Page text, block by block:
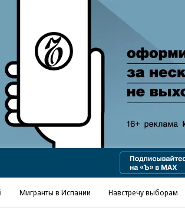
в «Ъ» www.kommersant.ru/ad
Мигранты в Испании Навстречу выборам